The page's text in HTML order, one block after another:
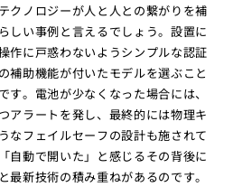
クノロジーが人と人との繋がりを補
しい事例と言えるでしょう。設置に
作に戸惑わないようシンプルな認証
補助機能が付いたモデルを選ぶこと
す。電池が少なくなった場合には、
アラートを発し、最終的には物理キ
なフェイルセーフの設計も施されて
自動で開いた」と感じるその背後に
最新技術の積み重ねがあるのです。